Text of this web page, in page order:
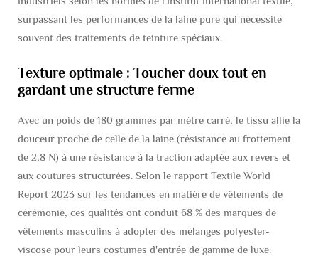
surpassant les performances de la laine pure qui nécessite
souvent des traitements de teinture spéciaux.
Texture optimale : Toucher doux tout en
gardant une structure ferme
Avec un poids de 180 grammes par mètre carré, le tissu allie la
douceur proche de celle de la laine (résistance au frottement
de 2,8 N) à une résistance à la traction adaptée aux revers et
aux coutures structurées. Selon le rapport Textile World
Report 2023 sur les tendances en matière de vêtements de
cérémonie, ces qualités ont conduit 68 % des marques de
vêtements masculins à adopter des mélanges polyester-
viscose pour leurs costumes d'entrée de gamme de luxe.